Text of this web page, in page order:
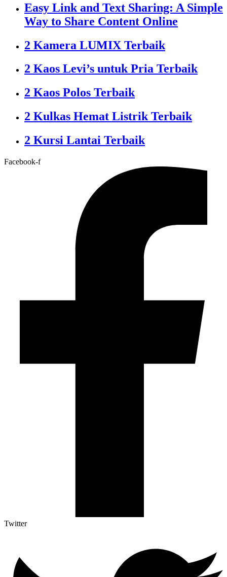
Easy Link and Text Sharing: A Simple
Way to Share Content Online
2 Kamera LUMIX Terbaik
2 Kaos Levi’s untuk Pria Terbaik
2 Kaos Polos Terbaik
2 Kulkas Hemat Listrik Terbaik
2 Kursi Lantai Terbaik
Facebook-f
Twitter